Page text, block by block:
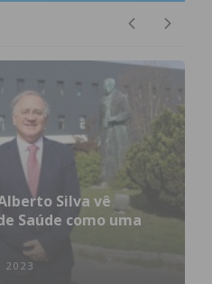
Silva vê
Saúde como uma
2023